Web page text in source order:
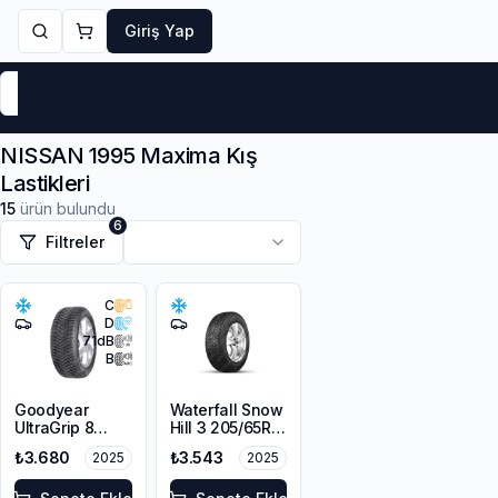
Giriş Yap
NISSAN 1995 Maxima Kış
Lastikleri
15 ürün bulundu
Filtreler
6
C
D
71dB
B
Goodyear
UltraGrip 8
195/65R15 95H
XL M+S 3PMSF
₺3.680 2025
Waterfall Snow
Hill 3 205/65R15
99H XL M+S
3PMSF
₺3.543 2025